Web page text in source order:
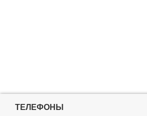
ТЕЛЕФОНЫ